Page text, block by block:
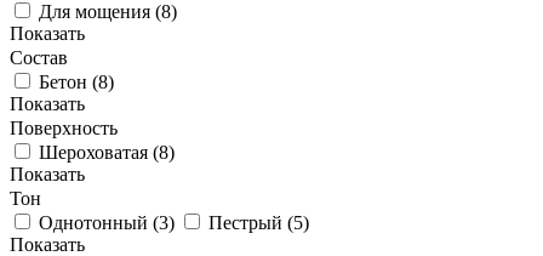
Для мощения (8)
Показать
Состав
Бетон (8)
Показать
Поверхность
Шероховатая (8)
Показать
Тон
Однотонный (3) Пестрый (5)
Показать